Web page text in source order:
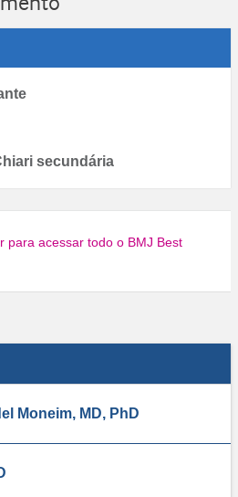
secundária
para acessar todo o BMJ Best
Moneim, MD, PhD